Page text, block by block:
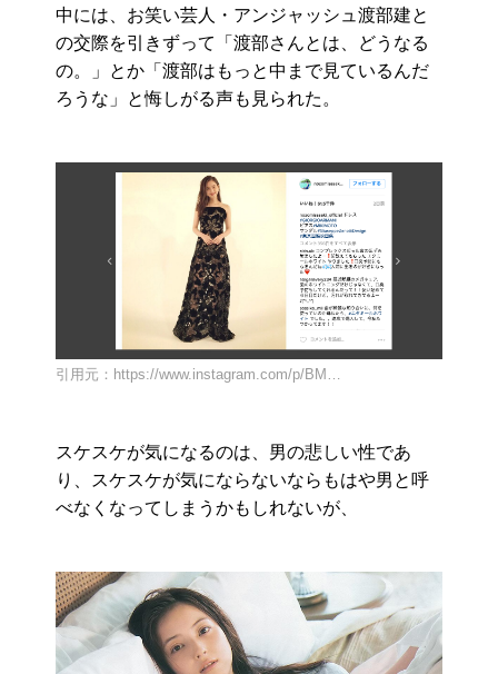
中には、お笑い芸人・アンジャッシュ渡部建と
の交際を引きずって「渡部さんとは、どうなる
の。」とか「渡部はもっと中まで見ているんだ
ろうな」と悔しがる声も見られた。
引用元：https://www.instagram.com/p/BM…
スケスケが気になるのは、男の悲しい性であ
り、スケスケが気にならないならもはや男と呼
べなくなってしまうかもしれないが、